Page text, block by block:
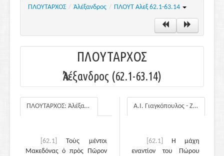
ΠΛΟΥΤΑΡΧΟΣ / Ἀλέξανδρος / ΠΛΟΥΤ Αλεξ 62.1-63.14
ΠΛΟΥΤΑΡΧΟΣ
Ἀλέξανδρος (62.1-63.14)
ΠΛΟΥΤΑΡΧΟΣ: Ἀλέξανδρος
[62.1]
Τοὺς μέντοι
Μακεδόνας ὁ πρὸς Πῶρον
Α.Ι. Γιαγκόπουλος - Ζ.Ε. Μαλαθούνη
[62.1]
Η μάχη
εναντίον του Πώρου